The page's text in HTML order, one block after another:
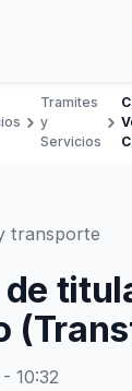
de
Tramites
y
Servicios
transporte
-
10:32